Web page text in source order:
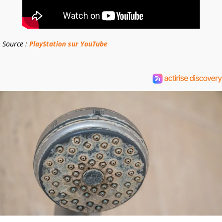
Source : PlayStation sur YouTube